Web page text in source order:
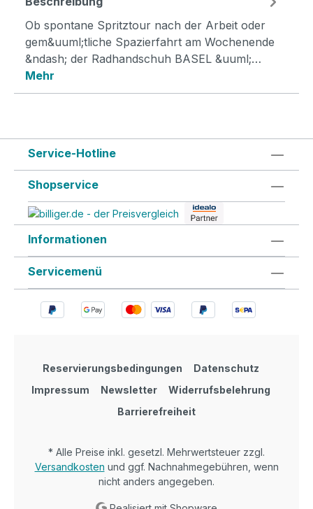
Ob spontane Spritztour nach der Arbeit oder
gem&uuml;tliche Spazierfahrt am Wochenende
&ndash; der Radhandschuh BASEL &uuml;…
Mehr
Service-Hotline
Shopservice
Informationen
Servicemenü
Reservierungsbedingungen
Datenschutz
Impressum
Newsletter
Widerrufsbelehrung
Barrierefreiheit
* Alle Preise inkl. gesetzl. Mehrwertsteuer zzgl.
Versandkosten und ggf. Nachnahmegebühren, wenn
nicht anders angegeben.